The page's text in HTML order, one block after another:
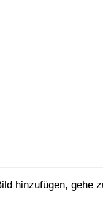
hinzufügen, gehe